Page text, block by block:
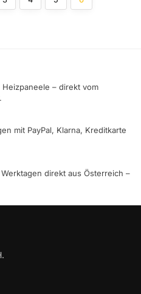
– direkt vom
mit PayPal, Klarna, Kreditkarte
direkt aus Österreich –